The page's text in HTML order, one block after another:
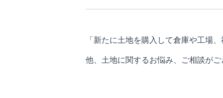
「新たに土地を購入して倉庫や工場
他、土地に関するお悩み、ご相談が